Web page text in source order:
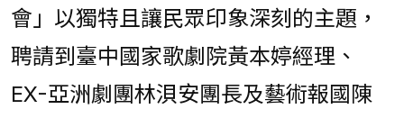
會」以獨特且讓民眾印象深刻的主題，
聘請到臺中國家歌劇院黃本婷經理、
EX-亞洲劇團林浿安團長及藝術報國陳